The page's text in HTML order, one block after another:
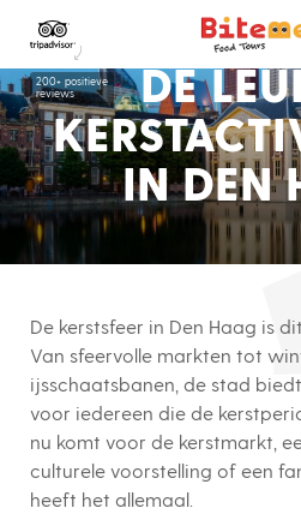
200+ positieve
reviews
DE
IN DEN
De kerstsfeer in Den Haag is
Van sfeervolle markten tot
ijsschaatsbanen, de stad
voor iedereen die de
nu komt voor de kerstmarkt,
culturele voorstelling of een
heeft het allemaal.